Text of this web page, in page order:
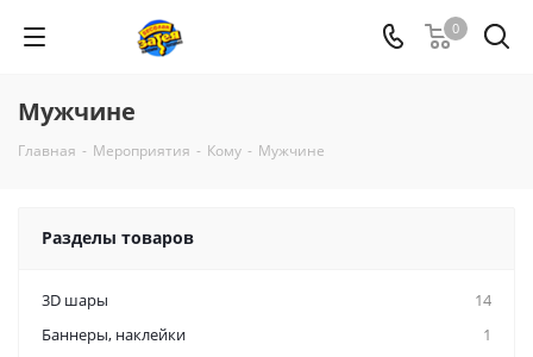
0
Мужчине
Главная - Мероприятия - Кому - Мужчине
Разделы товаров
3D шары
14
Баннеры, наклейки
1